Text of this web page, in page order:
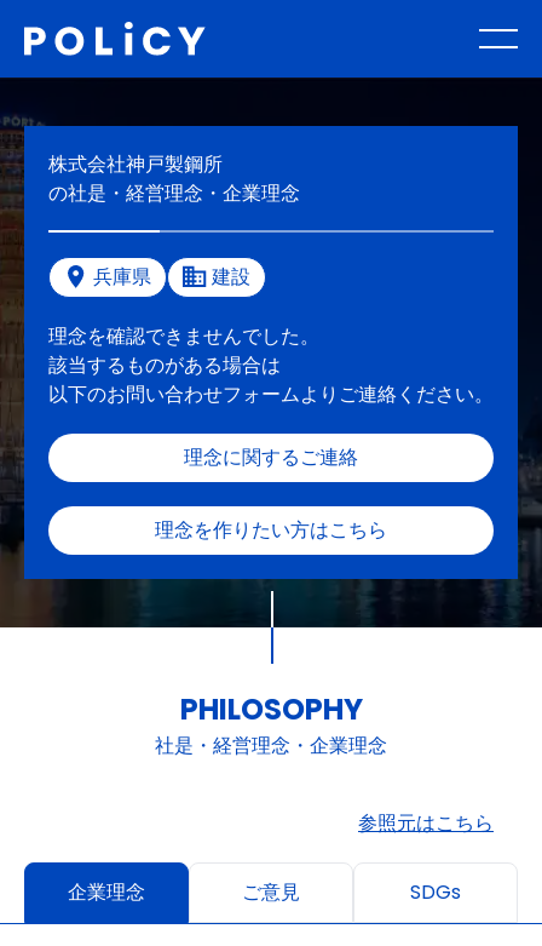
株式会社神戸製鋼所
の社是・経営理念・企業理念
兵庫県 建設
理念を確認できませんでした。
該当するものがある場合は
以下のお問い合わせフォームよりご連絡ください。
理念に関するご連絡
理念を作りたい方はこちら
PHILOSOPHY
社是・経営理念・企業理念
参照元はこちら
企業理念 ご意見 SDGs